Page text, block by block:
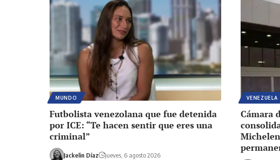
MUNDO
Futbolista venezolana que fue detenida
por ICE: “Te hacen sentir que eres una
criminal”
Jackelin Díaz jueves, 6 agosto 2026
VENEZUELA
Cámara